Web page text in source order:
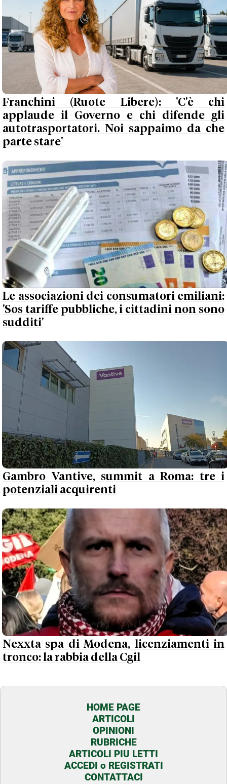
Franchini (Ruote Libere): 'C'è chi
applaude il Governo e chi difende gli
autotrasportatori. Noi sappaimo da che
parte stare'
Le associazioni dei consumatori emiliani:
'Sos tariffe pubbliche, i cittadini non sono
sudditi'
Gambro Vantive, summit a Roma: tre i
potenziali acquirenti
Nexxta spa di Modena, licenziamenti in
tronco: la rabbia della Cgil
HOME PAGE
ARTICOLI
OPINIONI
RUBRICHE
ARTICOLI PIU LETTI
ACCEDI o REGISTRATI
CONTATTACI